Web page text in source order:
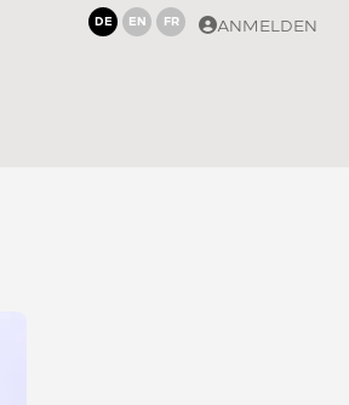
DE EN FR ANMELDEN